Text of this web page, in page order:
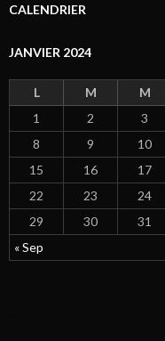
CALENDRIER
JANVIER 2024
L M M
« Sep
1 2 3
8
9 10
15
16 17
22
23 24
29
30 31